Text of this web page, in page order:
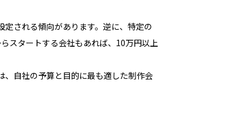
される傾向があります。逆に、特定の
スタートする会社もあれば、10万円以上
、自社の予算と目的に最も適した制作会